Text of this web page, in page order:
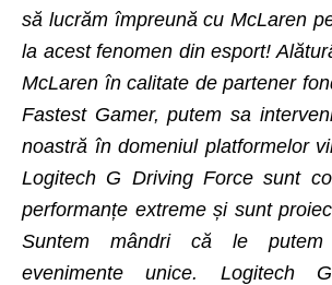
să lucrăm împreună cu McLaren
la acest fenomen din esport!
McLaren în calitate de partener
Fastest Gamer, putem sa
noastră în domeniul platformelor
Logitech G Driving Force sunt
performanțe extreme și sunt
Suntem mândri că le putem
evenimente unice. Logitech